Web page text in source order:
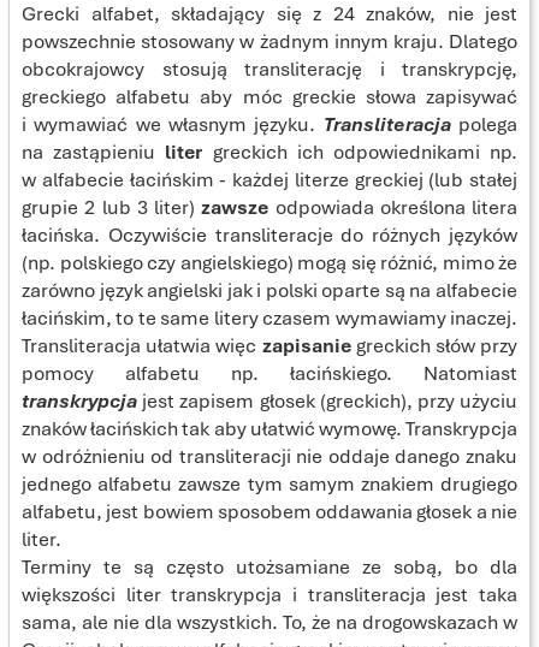
Grecki alfabet, składający się z 24 znaków, nie jest
powszechnie stosowany w żadnym innym kraju. Dlatego
obcokrajowcy stosują transliterację i transkrypcję,
greckiego alfabetu aby móc greckie słowa zapisywać
i wymawiać we własnym języku. Transliteracjapolega
na zastąpieniu liter greckich ich odpowiednikami np.
w alfabecie łacińskim - każdej literze greckiej (lub stałej
grupie 2 lub 3 liter)zawsze odpowiada określona litera
łacińska. Oczywiście transliteracje do różnych języków
(np. polskiego czy angielskiego) mogą się różnić, mimo że
zarówno język angielski jak i polski oparte są na alfabecie
łacińskim, to te same litery czasem wymawiamy inaczej.
Transliteracja ułatwia więc zapisaniegreckich słów przy
pomocy alfabetu np. łacińskiego. Natomiast
transkrypcja jest zapisem głosek (greckich), przy użyciu
znaków łacińskich tak aby ułatwić wymowę. Transkrypcja
w odróżnieniu od transliteracji nie oddaje danego znaku
jednego alfabetu zawsze tym samym znakiem drugiego
alfabetu, jest bowiem sposobem oddawania głosek a nie
liter.
Terminy te są często utożsamiane ze sobą, bo dla
większości liter transkrypcja i transliteracja jest taka
sama, ale nie dla wszystkich. To, że na drogowskazach w